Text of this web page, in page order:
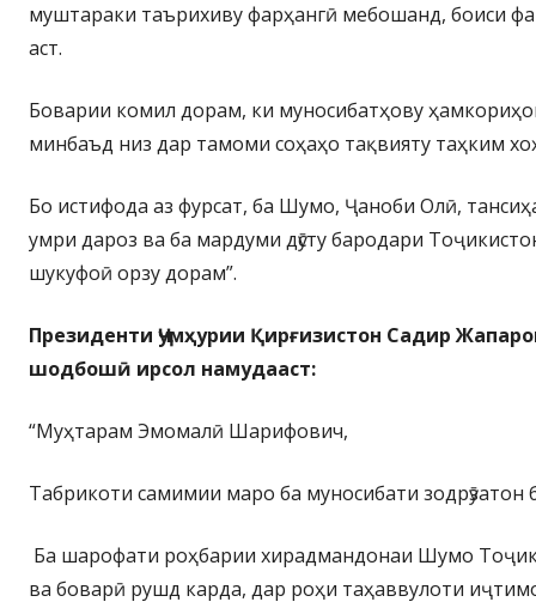
муштараки таърихиву фарҳангӣ мебошанд, боиси
аст.
Боварии комил дорам, ки муносибатҳову
минбаъд низ дар тамоми соҳаҳо тақвияту таҳким
Бо истифода аз фурсат, ба Шумо, Ҷаноби Олӣ,
умри дароз ва ба мардуми дӯсту бародари
шукуфоӣ орзу дорам”.
Президенти Ҷумҳурии Қирғизистон Садир
шодбошӣ ирсол намудааст:
“Муҳтарам Эмомалӣ Шарифович,
Табрикоти самимии маро ба муносибати зодрӯзатон
Ба шарофати роҳбарии хирадмандонаи Шумо
ва боварӣ рушд карда, дар роҳи таҳаввулоти